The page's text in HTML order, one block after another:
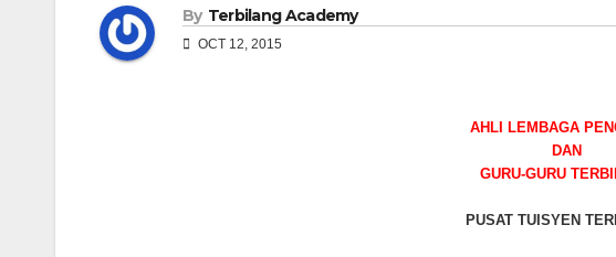
By Terbilang Academy
OCT 12, 2015
AHLI LEMBAGA
DAN
GURU-GURU
PUSAT TUISYEN